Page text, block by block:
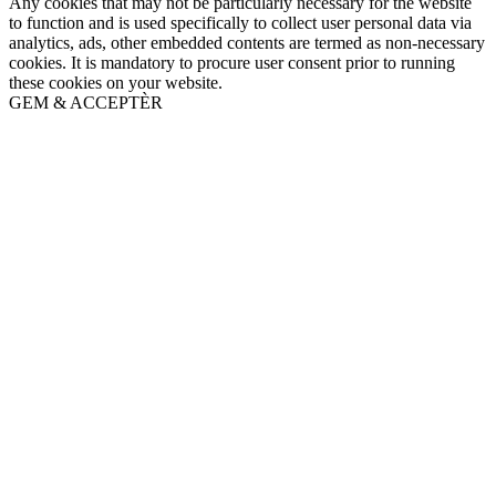
to function and is used specifically to collect user personal data via
analytics, ads, other embedded contents are termed as non-necessary
cookies. It is mandatory to procure user consent prior to running
these cookies on your website.
GEM & ACCEPTÈR